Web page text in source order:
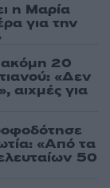
η Μαρία
για την
ακόμη 20
«Δεν
αιχμές για
«Από τα
50